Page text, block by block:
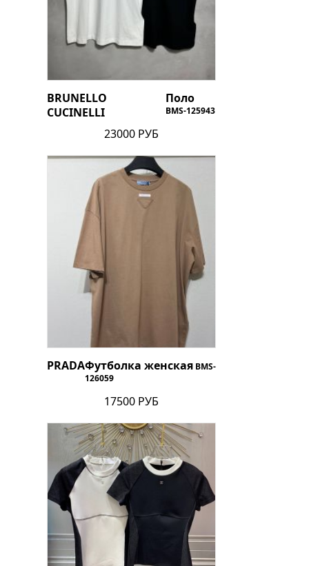
Поло
BRUNELLO
CUCINELLI
BMS-125943
23000 РУБ
Футболка женская
PRADA
BMS-
126059
17500 РУБ